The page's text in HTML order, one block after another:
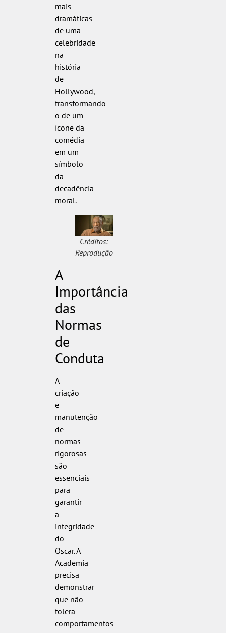
mais
dramáticas
de uma
celebridade
na
história
de
Hollywood,
transformando-
o de um
ícone da
comédia
em um
símbolo
da
decadência
moral.
Créditos:
Reprodução
A
Importância
das
Normas
de
Conduta
A
criação
e
manutenção
de
normas
rigorosas
são
essenciais
para
garantir
a
integridade
do
Oscar. A
Academia
precisa
demonstrar
que não
tolera
comportamentos